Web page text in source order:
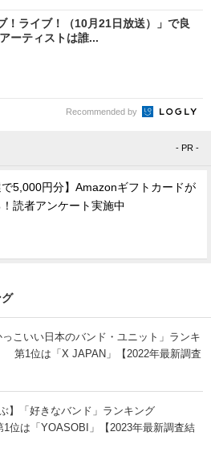
！ライブ！（10月21日放送）」で良
ーティストは誰...
Recommended by
- PR -
で5,000円分】Amazonギフトカードが
読者アンケート実施中
グ
っこいい日本のバンド・ユニット」ランキ
第1位は「X JAPAN」【2022年最新調査
】「好きなバンド」ランキング
位は「YOASOBI」【2023年最新調査結